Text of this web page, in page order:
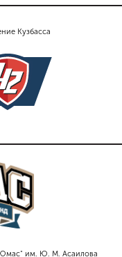
Кузбасса
им. Ю. М. Асаилова